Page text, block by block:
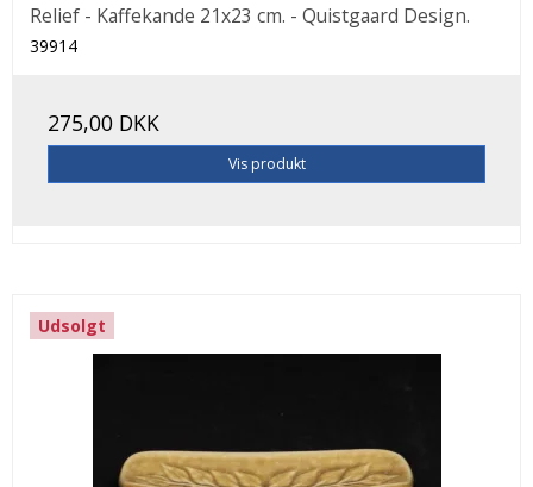
Relief - Kaffekande 21x23 cm. - Quistgaard Design.
39914
275,00 DKK
Vis produkt
Udsolgt